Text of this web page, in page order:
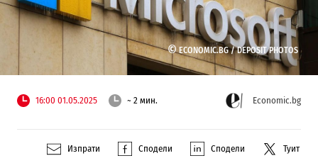
©ECONOMIC.BG /DEPOSIT PHOTOS
16:00 01.05.2025 ~ 2 мин. Economic.bg
Изпрати Сподели Сподели Туит